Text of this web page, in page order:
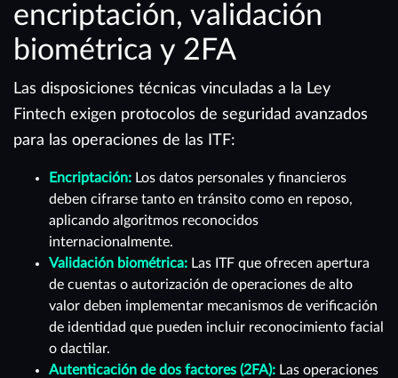
encriptación, validación
biométrica y 2FA
Las disposiciones técnicas vinculadas a la Ley
Fintech exigen protocolos de seguridad avanzados
para las operaciones de las ITF:
Encriptación: Los datos personales y financieros
deben cifrarse tanto en tránsito como en reposo,
aplicando algoritmos reconocidos
internacionalmente.
Validación biométrica: Las ITF que ofrecen apertura
de cuentas o autorización de operaciones de alto
valor deben implementar mecanismos de verificación
de identidad que pueden incluir reconocimiento facial
o dactilar.
Autenticación de dos factores (2FA): Las operaciones